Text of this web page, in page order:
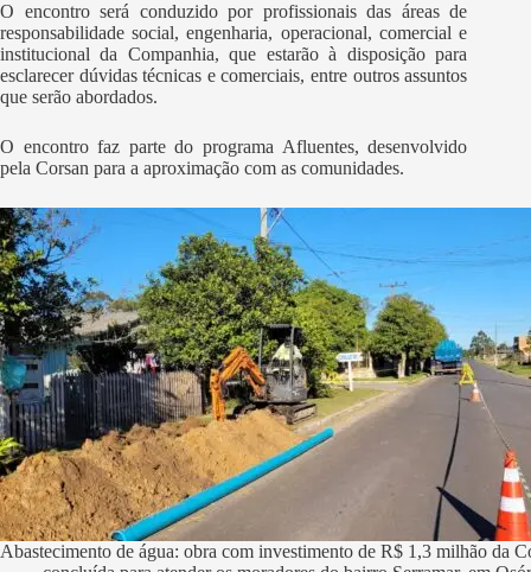
O encontro será conduzido por profissionais das áreas de
responsabilidade social, engenharia, operacional, comercial e
institucional da Companhia, que estarão à disposição para
esclarecer dúvidas técnicas e comerciais, entre outros assuntos
que serão abordados.
O encontro faz parte do programa Afluentes, desenvolvido
pela Corsan para a aproximação com as comunidades.
Abastecimento de água: obra com investimento de R$ 1,3 milhão da